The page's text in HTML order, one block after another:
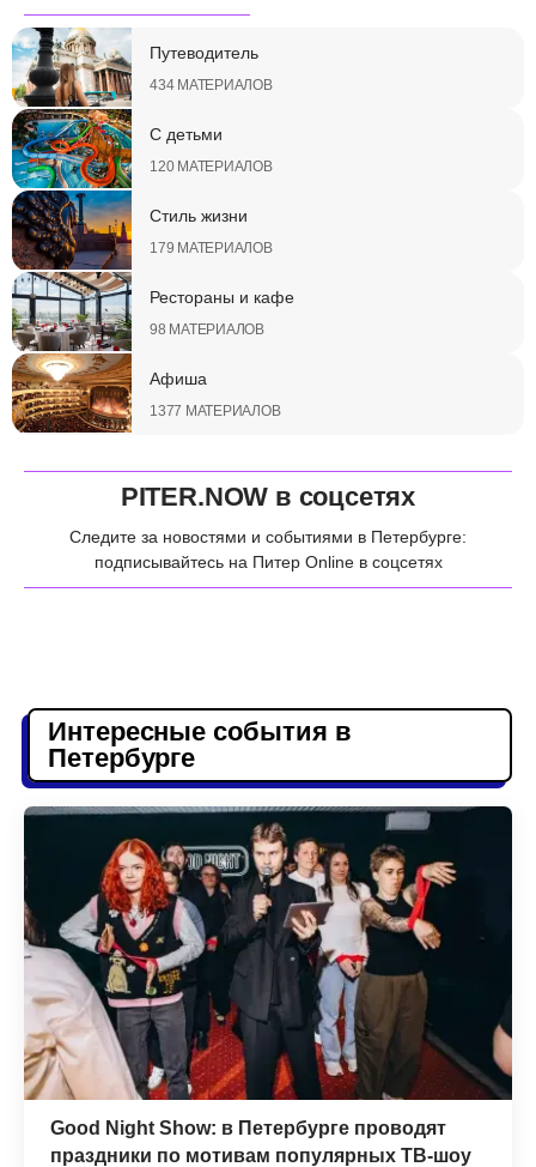
Путеводитель
434 МАТЕРИАЛОВ
С детьми
120 МАТЕРИАЛОВ
Стиль жизни
179 МАТЕРИАЛОВ
Рестораны и кафе
98 МАТЕРИАЛОВ
Афиша
1377 МАТЕРИАЛОВ
PITER.NOW в соцсетях
Следите за новостями и событиями в Петербурге:
подписывайтесь на Питер Online в соцсетях
Интересные события в
Петербурге
Good Night Show: в Петербурге проводят
праздники по мотивам популярных ТВ-шоу